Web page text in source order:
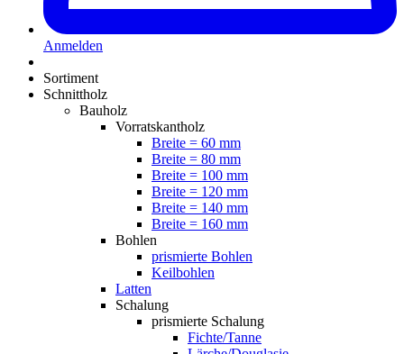
Anmelden
Sortiment
Schnittholz
Bauholz
Vorratskantholz
Breite = 60 mm
Breite = 80 mm
Breite = 100 mm
Breite = 120 mm
Breite = 140 mm
Breite = 160 mm
Bohlen
prismierte Bohlen
Keilbohlen
Latten
Schalung
prismierte Schalung
Fichte/Tanne